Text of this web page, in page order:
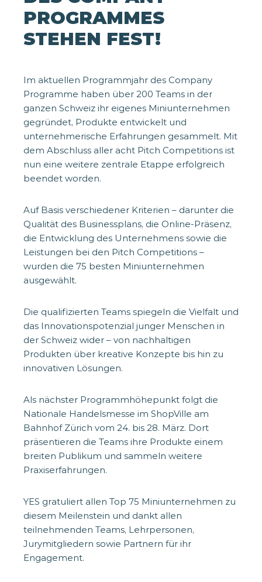
PROGRAMMES
STEHEN FEST!
Im aktuellen Programmjahr des Company
Programme haben über 200 Teams in der
ganzen Schweiz ihr eigenes Miniunternehmen
gegründet, Produkte entwickelt und
unternehmerische Erfahrungen gesammelt. Mit
dem Abschluss aller acht Pitch Competitions ist
nun eine weitere zentrale Etappe erfolgreich
beendet worden.
Auf Basis verschiedener Kriterien – darunter die
Qualität des Businessplans, die Online-Präsenz,
die Entwicklung des Unternehmens sowie die
Leistungen bei den Pitch Competitions –
wurden die 75 besten Miniunternehmen
ausgewählt.
Die qualifizierten Teams spiegeln die Vielfalt und
das Innovationspotenzial junger Menschen in
der Schweiz wider – von nachhaltigen
Produkten über kreative Konzepte bis hin zu
innovativen Lösungen.
Als nächster Programmhöhepunkt folgt die
Nationale Handelsmesse im ShopVille am
Bahnhof Zürich vom 24. bis 28. März. Dort
präsentieren die Teams ihre Produkte einem
breiten Publikum und sammeln weitere
Praxiserfahrungen.
YES gratuliert allen Top 75 Miniunternehmen zu
diesem Meilenstein und dankt allen
teilnehmenden Teams, Lehrpersonen,
Jurymitgliedern sowie Partnern für ihr
Engagement.